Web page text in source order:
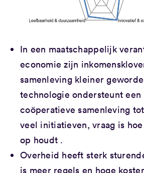
In een maatschappelijk
economie zijn
samenleving kleiner
technologie ondersteunt een
coöperatieve samenleving
veel initiatieven, vraag is
op houdt .
Overheid heeft sterk
is meer regels en hoge